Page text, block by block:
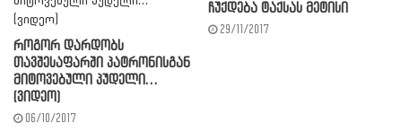
როგორ დარდობს
თავშესაფარში პატრონისგან
მიტოვებული პუდელი…
(ვიდეო)
06/10/2017
ჩუქდება ტაქსას მეტისი
29/11/2017